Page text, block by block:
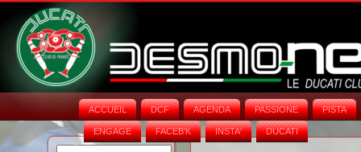
ACCUEIL DCF AGENDA PASSIONE PISTA
ENGAGE FACEB'K INSTA‘ DUCATI